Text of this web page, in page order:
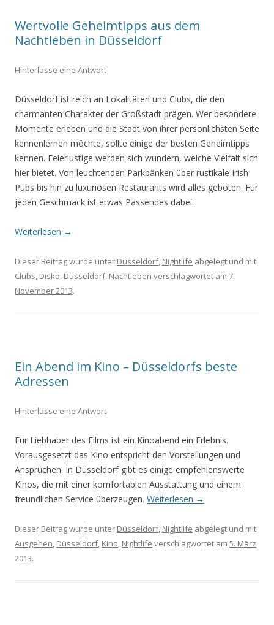
Wertvolle Geheimtipps aus dem
Nachtleben in Düsseldorf
Hinterlasse eine Antwort
Düsseldorf ist reich an Lokalitäten und Clubs, die den
charmanten Charakter der Großstadt prägen. Wer besondere
Momente erleben und die Stadt von ihrer persönlichsten Seite
kennenlernen möchte, sollte einige der besten Geheimtipps
kennen. Feierlustige werden sich wundern, welche Vielfalt sich
hier bietet. Von leuchtenden Parkbänken über rustikale Irish
Pubs bis hin zu luxuriösen Restaurants wird alles geboten. Für
jeden Geschmack ist etwas Passendes dabei.
Weiterlesen →
Dieser Beitrag wurde unter Düsseldorf, Nightlife abgelegt und mit
Clubs, Disko, Düsseldorf, Nachtleben verschlagwortet am 7.
November 2013.
Ein Abend im Kino – Düsseldorfs beste
Adressen
Hinterlasse eine Antwort
Für Liebhaber des Films ist ein Kinoabend ein Erlebnis.
Vorausgesetzt das Kino entspricht den Vorstellungen und
Ansprüchen. In Düsseldorf gibt es einige empfehlenswerte
Kinos, die mit einer komfortablen Ausstattung und einem
freundlichen Service überzeugen. Weiterlesen →
Dieser Beitrag wurde unter Düsseldorf, Nightlife abgelegt und mit
Ausgehen, Düsseldorf, Kino, Nightlife verschlagwortet am 5. März
2013.